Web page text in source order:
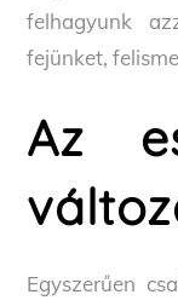
felhagyunk
fejünket,
Az
Egyszerűen